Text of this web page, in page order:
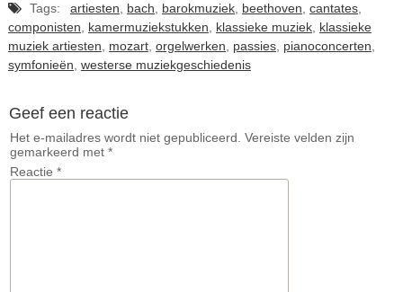
Tags:
artiesten bach barokmuziek, beethoven cantates,
componisten
kamermuziekstukken klassieke muziek, klassieke
muziek artiesten
mozart, orgelwerken passies, pianoconcerten
symfonieën westerse muziekgeschiedenis
Geef een reactie
Het e-mailadres wordt niet gepubliceerd. Vereiste velden zijn
gemarkeerd met *
Reactie *